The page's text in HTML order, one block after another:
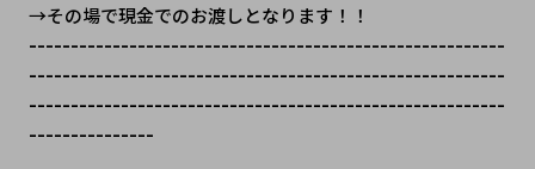
→その場で現金でのお渡しとなります！！
---------------------------------------------------------
---------------------------------------------------------
---------------------------------------------------------
---------------